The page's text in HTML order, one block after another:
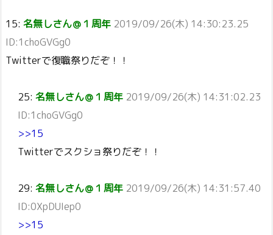
15: 名無しさん＠１周年 2019/09/26(木) 14:30:23.25
ID:1choGVGg0
Twitterで復職祭りだぞ！！
25: 名無しさん＠１周年 2019/09/26(木) 14:31:02.23
ID:1choGVGg0
>>15
Twitterでスクショ祭りだぞ！！
29: 名無しさん＠１周年 2019/09/26(木) 14:31:57.40
ID:0XpDUIep0
>>15